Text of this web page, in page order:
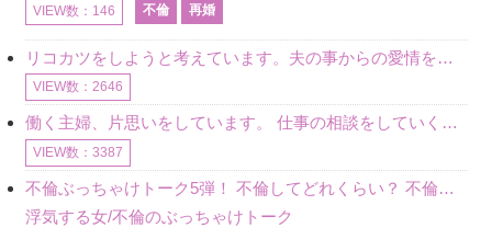
VIEW数：146 不倫 再婚
リコカツをしようと考えています。夫の事からの愛情を全く感じません。子供がいるので、子供が成長するまではと我慢しています。 まず、お金が必要だと考え、仕事の量も増やしました。ところが、夫は働かず、結局は
VIEW数：2646
働く主婦、片思いをしています。 仕事の相談をしていくうちに、彼のことを好きになりました。私には夫も子供もいます。不倫をしているわけでもなく、もちろん、この気持ちは誰にも話していません。 ラインをする関
VIEW数：3387
不倫ぶっちゃけトーク5弾！ 不倫してどれくらい？ 不倫のあれこれを、なんでもどうぞ♪♪
浮気する女/不倫のぶっちゃけトーク